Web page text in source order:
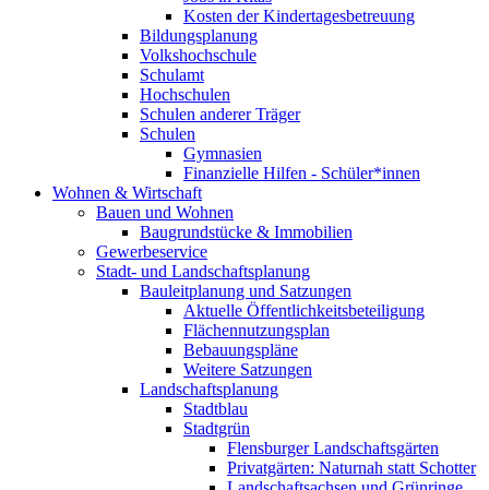
Kosten der Kindertagesbetreuung
Bildungsplanung
Volkshochschule
Schulamt
Hochschulen
Schulen anderer Träger
Schulen
Gymnasien
Finanzielle Hilfen - Schüler*innen
Wohnen & Wirtschaft
Bauen und Wohnen
Baugrundstücke & Immobilien
Gewerbeservice
Stadt- und Landschaftsplanung
Bauleitplanung und Satzungen
Aktuelle Öffentlichkeitsbeteiligung
Flächennutzungsplan
Bebauungspläne
Weitere Satzungen
Landschaftsplanung
Stadtblau
Stadtgrün
Flensburger Landschaftsgärten
Privatgärten: Naturnah statt Schotter